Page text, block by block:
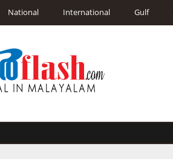
National International Gulf